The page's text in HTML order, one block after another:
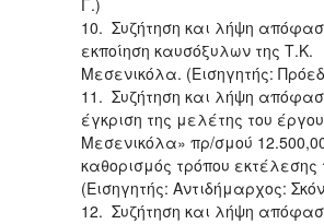
Γ.)
10. Συζήτηση και λήψη
εκποίηση καυσόξυλων της Τ.Κ.
Μεσενικόλα. (Εισηγητής:
11. Συζήτηση και λήψη
έγκριση της μελέτης του
Μεσενικόλα» πρ/σμού
καθορισμός τρόπου εκτέλεσης
(Εισηγητής: Αντιδήμαρχος:
12. Συζήτηση και λήψη